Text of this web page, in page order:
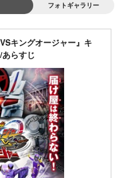
フォトギャラリー
キングオージャー』キ
らすじ